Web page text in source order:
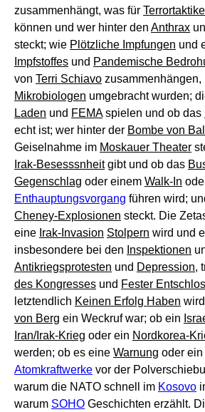
zusammenhängt, was für
können und wer hinter den Anthrax
steckt; wie Plötzliche Impfungen und
Impfstoffes und Pandemische
von Terri Schiavo zusammenhängen,
Mikrobiologen umgebracht wurden;
Laden und FEMAspielen und ob das
echt ist; wer hinter der Bombe von
Geiselnahme im Moskauer Theater
Irak-Besesssnheitgibt und ob das
Gegenschlag oder einem Walk-In
Enthauptungsvorgang führen wird;
Cheney-Explosionen steckt. Die
eine Irak-Invasion Stolpern wird und
insbesondere bei den Inspektionen
Antikriegsprotesten und Depression,
des Kongresses und Fester
letztendlich Keinen Erfolg Haben
von Berg ein Weckruf war; ob ein
Iran/Irak-Krieg oder ein Nordkorea-
werden; ob es eine Warnung oder ein
Atomkraftwerke vor der
warum die NATO schnell im Kosovo
warum SOHO Geschichten erzählt.